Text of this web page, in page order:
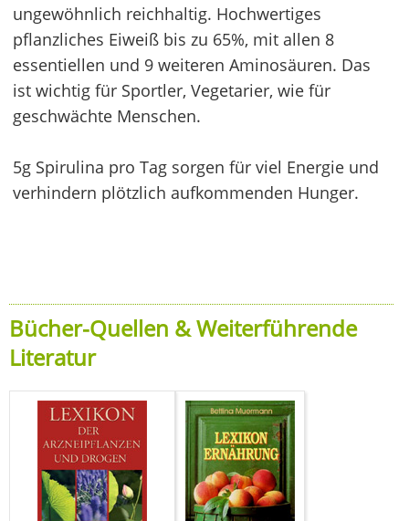
ungewöhnlich reichhaltig. Hochwertiges
pflanzliches Eiweiß bis zu 65%, mit allen 8
essentiellen und 9 weiteren Aminosäuren. Das
ist wichtig für Sportler, Vegetarier, wie für
geschwächte Menschen.
5g Spirulina pro Tag sorgen für viel Energie und
verhindern plötzlich aufkommenden Hunger.
Bücher-Quellen & Weiterführende
Literatur